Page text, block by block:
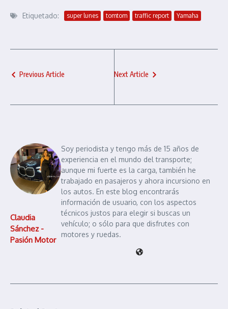
Etiquetado: super lunes tomtom traffic report Yamaha
Previous Article Next Article
Claudia
Sánchez -
Pasión Motor
Soy periodista y tengo más de 15 años de
experiencia en el mundo del transporte;
aunque mi fuerte es la carga, también he
trabajado en pasajeros y ahora incursiono en
los autos. En este blog encontrarás
información de usuario, con los aspectos
técnicos justos para elegir si buscas un
vehículo; o sólo para que disfrutes con
motores y ruedas.